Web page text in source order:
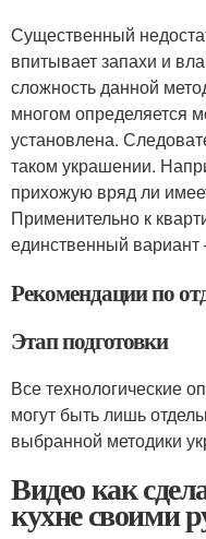
Существенный
впитывает запахи и
сложность данной
многом определяется
установлена.
таком украшении.
прихожую вряд ли
Применительно к
единственный
Рекомендации по
Этап подготовки
Все технологические
могут быть лишь
выбранной методики
Видео как
кухне своими